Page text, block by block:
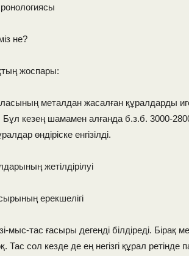
не?
жоспары:
металдан жасалған құралдарды
кезең шамамен алғанда б.з.б. 3000-
өндіріске енгізілді.
жетілдірілуі
ерекшелігі
мыс-тас ғасыры дегенді білдіреді.
Тас сол кезде де ең негізгі құрал